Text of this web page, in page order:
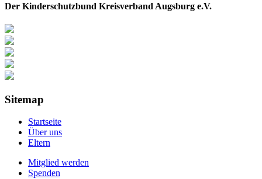
Der Kinderschutzbund Kreisverband Augsburg e.V.
Sitemap
Startseite
Über uns
Eltern
Mitglied werden
Spenden